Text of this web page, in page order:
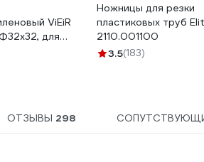
ViEiR
для
и
Ножницы для резки
пластиковых труб
2110.001100
3.5(183)
ОТЗЫВЫ 298